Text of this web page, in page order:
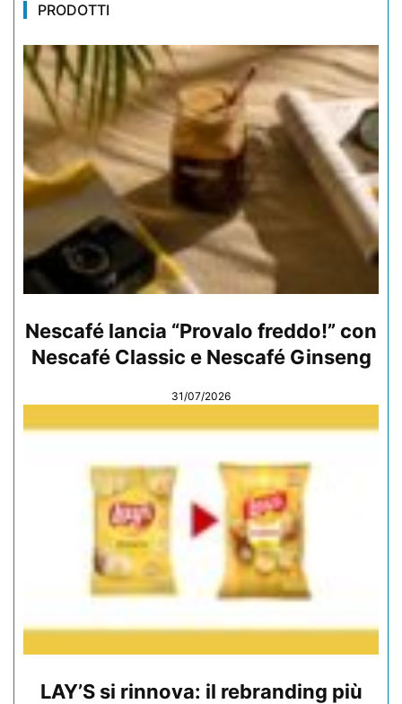
PRODOTTI
Nescafé lancia “Provalo freddo!” con
Nescafé Classic e Nescafé Ginseng
31/07/2026
LAY’S si rinnova: il rebranding più